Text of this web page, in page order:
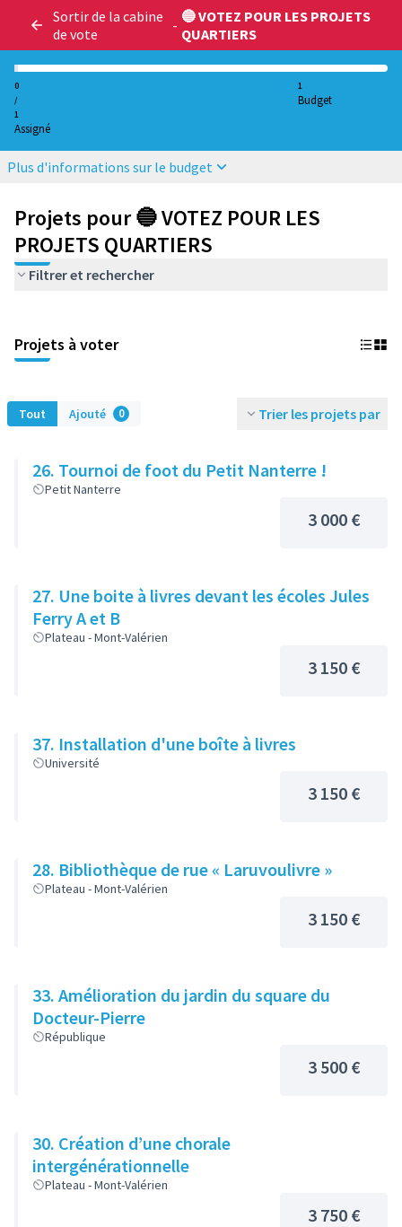
Sortir de la cabine
de vote
- 🔵 VOTEZ POUR LES PROJETS
QUARTIERS
0
/
1
Assigné
1
Budget
Plus d'informations sur le budget
Projets pour 🔵 VOTEZ POUR LES
PROJETS QUARTIERS
Filtrer et rechercher
Projets à voter
Tout Ajouté 0 Trier les projets par
26. Tournoi de foot du Petit Nanterre !
Petit Nanterre
3 000 €
27. Une boite à livres devant les écoles Jules
Ferry A et B
Plateau - Mont-Valérien
3 150 €
37. Installation d'une boîte à livres
Université
3 150 €
28. Bibliothèque de rue « Laruvoulivre »
Plateau - Mont-Valérien
3 150 €
33. Amélioration du jardin du square du
Docteur-Pierre
République
3 500 €
30. Création d’une chorale
intergénérationnelle
Plateau - Mont-Valérien
3 750 €